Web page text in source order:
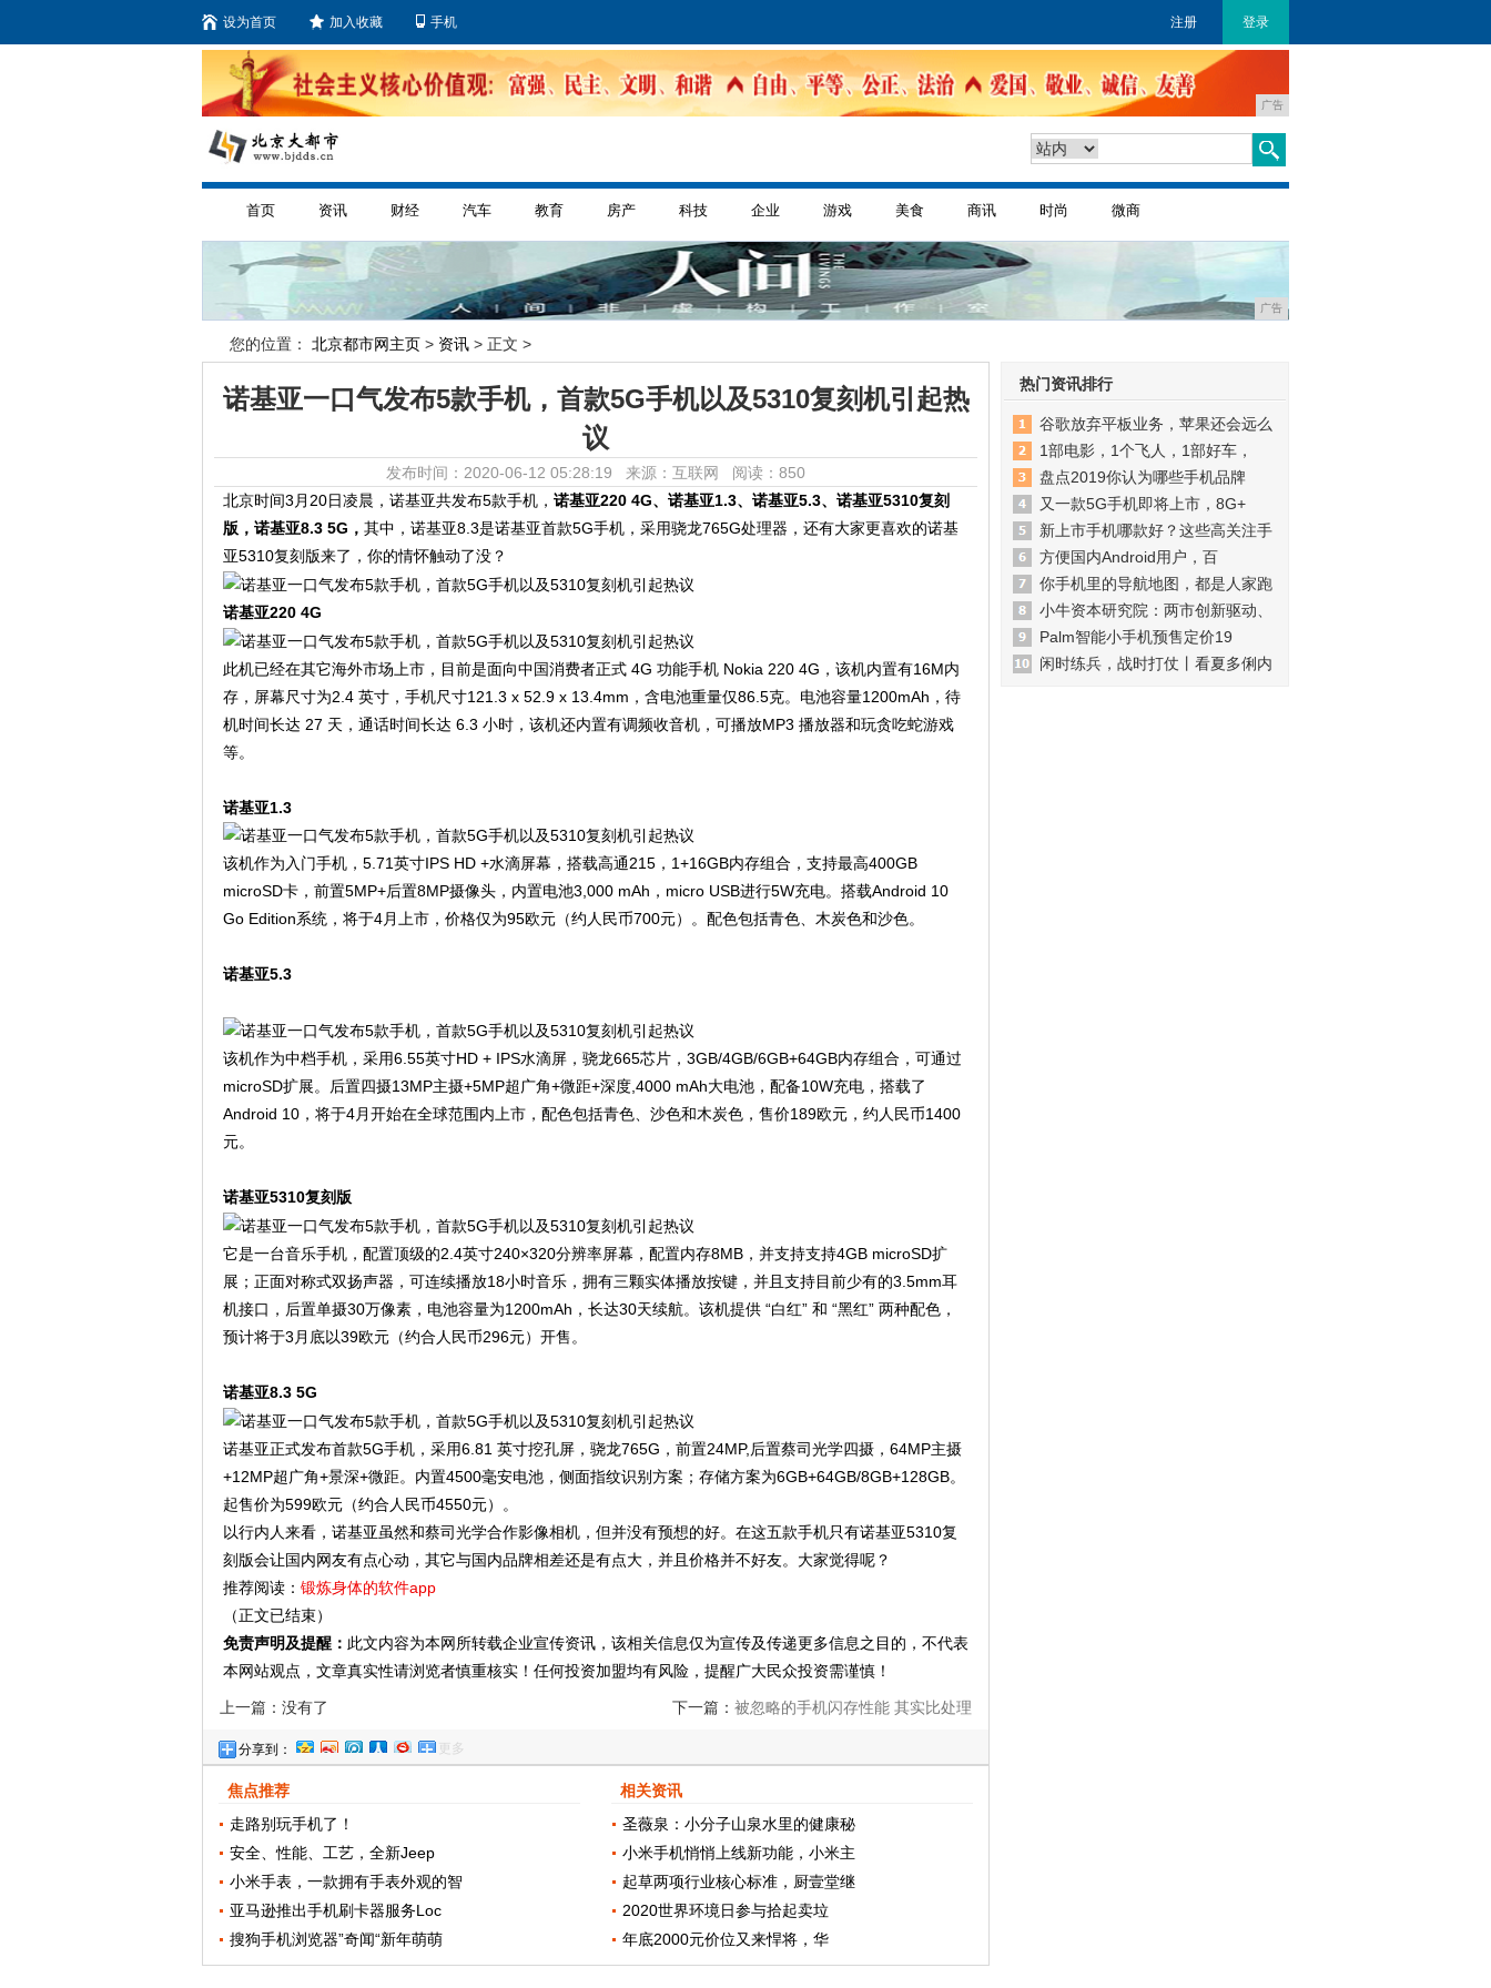
设为首页 加入收藏 手机 注册 登录
广告
首页 资讯 财经 汽车 教育 房产 科技 企业 游戏 美食 商讯 时尚 微商
广告
您的位置： 北京都市网主页 > 资讯 > 正文 >
诺基亚一口气发布5款手机，首款5G手机以及5310复刻机引起热
议
发布时间：2020-06-12 05:28:19 来源：互联网 阅读：850
北京时间3月20日凌晨，诺基亚共发布5款手机， 诺基亚220 4G、诺基亚1.3、诺基亚5.3、诺基亚5310复刻
版，诺基亚8.3 5G， 其中，诺基亚8.3是诺基亚首款5G手机，采用骁龙765G处理器，还有大家更喜欢的诺基
亚5310复刻版来了，你的情怀触动了没？
诺基亚220 4G
此机已经在其它海外市场上市，目前是面向中国消费者正式 4G 功能手机 Nokia 220 4G，该机内置有16M内
存，屏幕尺寸为2.4 英寸，手机尺寸121.3 x 52.9 x 13.4mm，含电池重量仅86.5克。电池容量1200mAh，待
机时间长达 27 天，通话时间长达 6.3 小时，该机还内置有调频收音机，可播放MP3 播放器和玩贪吃蛇游戏
等。
诺基亚1.3
该机作为入门手机，5.71英寸IPS HD +水滴屏幕，搭载高通215，1+16GB内存组合，支持最高400GB
microSD卡，前置5MP+后置8MP摄像头，内置电池3,000 mAh，micro USB进行5W充电。搭载Android 10
Go Edition系统，将于4月上市，价格仅为95欧元（约人民币700元）。配色包括青色、木炭色和沙色。
诺基亚5.3
该机作为中档手机，采用6.55英寸HD + IPS水滴屏，骁龙665芯片，3GB/4GB/6GB+64GB内存组合，可通过
microSD扩展。后置四摄13MP主摄+5MP超广角+微距+深度,4000 mAh大电池，配备10W充电，搭载了
Android 10，将于4月开始在全球范围内上市，配色包括青色、沙色和木炭色，售价189欧元，约人民币1400
元。
诺基亚5310复刻版
它是一台音乐手机，配置顶级的2.4英寸240×320分辨率屏幕，配置内存8MB，并支持支持4GB microSD扩
展；正面对称式双扬声器，可连续播放18小时音乐，拥有三颗实体播放按键，并且支持目前少有的3.5mm耳
机接口，后置单摄30万像素，电池容量为1200mAh，长达30天续航。该机提供 “白红” 和 “黑红” 两种配色，
预计将于3月底以39欧元（约合人民币296元）开售。
诺基亚8.3 5G
诺基亚正式发布首款5G手机，采用6.81 英寸挖孔屏，骁龙765G，前置24MP,后置蔡司光学四摄，64MP主摄
+12MP超广角+景深+微距。内置4500毫安电池，侧面指纹识别方案；存储方案为6GB+64GB/8GB+128GB。
起售价为599欧元（约合人民币4550元）。
以行内人来看，诺基亚虽然和蔡司光学合作影像相机，但并没有预想的好。在这五款手机只有诺基亚5310复
刻版会让国内网友有点心动，其它与国内品牌相差还是有点大，并且价格并不好友。大家觉得呢？
推荐阅读： 锻炼身体的软件app
（正文已结束）
免责声明及提醒： 此文内容为本网所转载企业宣传资讯，该相关信息仅为宣传及传递更多信息之目的，不代表
本网站观点，文章真实性请浏览者慎重核实！任何投资加盟均有风险，提醒广大民众投资需谨慎！
上一篇：没有了 下一篇： 被忽略的手机闪存性能 其实比处理
分享到： 更多
焦点推荐
走路别玩手机了！
安全、性能、工艺，全新Jeep
小米手表，一款拥有手表外观的智
亚马逊推出手机刷卡器服务Loc
搜狗手机浏览器”奇闻“新年萌萌
相关资讯
圣薇泉：小分子山泉水里的健康秘
小米手机悄悄上线新功能，小米主
起草两项行业核心标准，厨壹堂继
2020世界环境日参与拾起卖垃
年底2000元价位又来悍将，华
热门资讯排行
谷歌放弃平板业务，苹果还会远么
1部电影，1个飞人，1部好车，
盘点2019你认为哪些手机品牌
又一款5G手机即将上市，8G+
新上市手机哪款好？这些高关注手
方便国内Android用户，百
你手机里的导航地图，都是人家跑
小牛资本研究院：两市创新驱动、
Palm智能小手机预售定价19
闲时练兵，战时打仗丨看夏多俐内